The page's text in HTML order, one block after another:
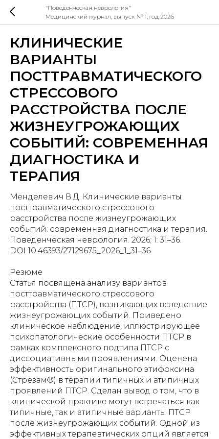
"Поведенческая неврология"
Медицинский журнал, выпуск № 1, год 2026
КЛИНИЧЕСКИЕ
ВАРИАНТЫ
ПОСТТРАВМАТИЧЕСКОГО
СТРЕССОВОГО
РАССТРОЙСТВА ПОСЛЕ
ЖИЗНЕУГРОЖАЮЩИХ
СОБЫТИЙ: СОВРЕМЕННАЯ
ДИАГНОСТИКА И
ТЕРАПИЯ
Менделевич В.Д. Клинические варианты
посттравматического стрессового
расстройства после жизнеугрожающих
событий: современная диагностика и терапия.
Поведенческая неврология. 2026; 1: 31–36.
DOI 10.46393/27129675_2026_1_31–36
Резюме
Статья посвящена анализу вариантов
посттравматического стрессового
расстройства (ПТСР), возникающих вследствие
жизнеугрожающих событий. Приведено
клиническое наблюдение, иллюстрирующее
психопатологические особенности ПТСР в
рамках комплексного подтипа ПТСР с
диссоциативными проявлениями. Оценена
эффективность оригинального этифоксина
(Стрезам®) в терапии типичных и атипичных
проявлений ПТСР. Сделан вывод о том, что в
клинической практике могут встречаться как
типичные, так и атипичные варианты ПТСР
после жизнеугрожающих событий. Одной из
эффективных терапевтических опций является